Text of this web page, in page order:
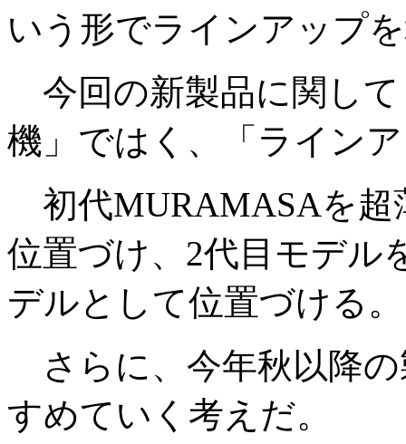
いう形でラインアップ
今回の新製品に関し
機」ではく、「ライン
初代MURAMASAを超
位置づけ、2代目モデル
デルとして位置づける。
さらに、今年秋以降
すめていく考えだ。